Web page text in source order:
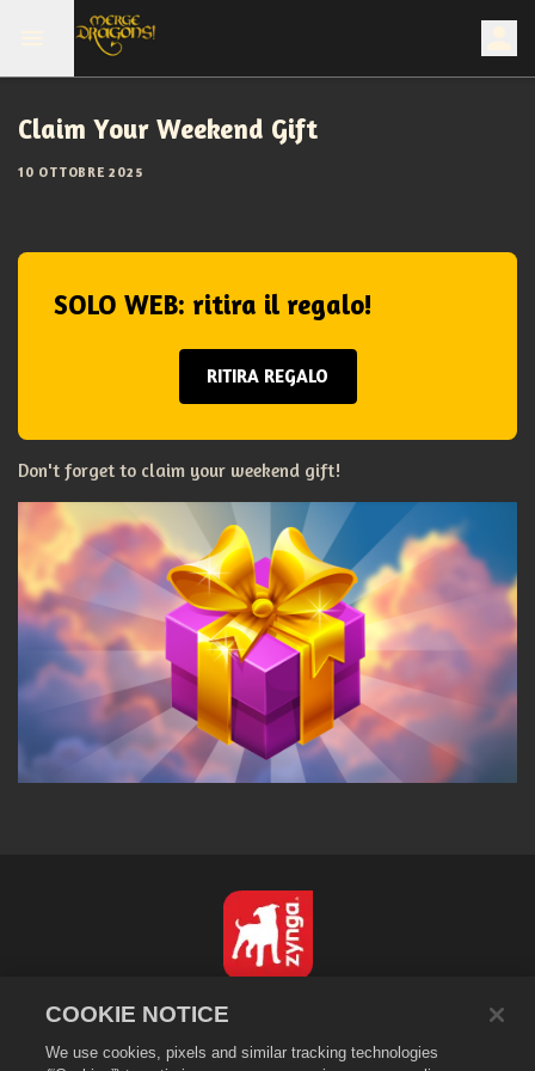
Claim Your Weekend Gift
10 OTTOBRE 2025
SOLO WEB: ritira il regalo!
RITIRA REGALO
Don't forget to claim your weekend gift!
Informativa sulla privacy
COOKIE NOTICE
We use cookies, pixels and similar tracking technologies